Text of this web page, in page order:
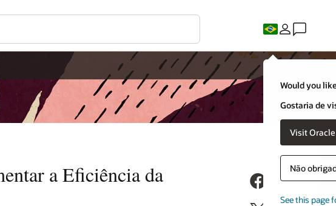
Would you
Gostaria de
Visit
Não
See this page
a Eficiência da